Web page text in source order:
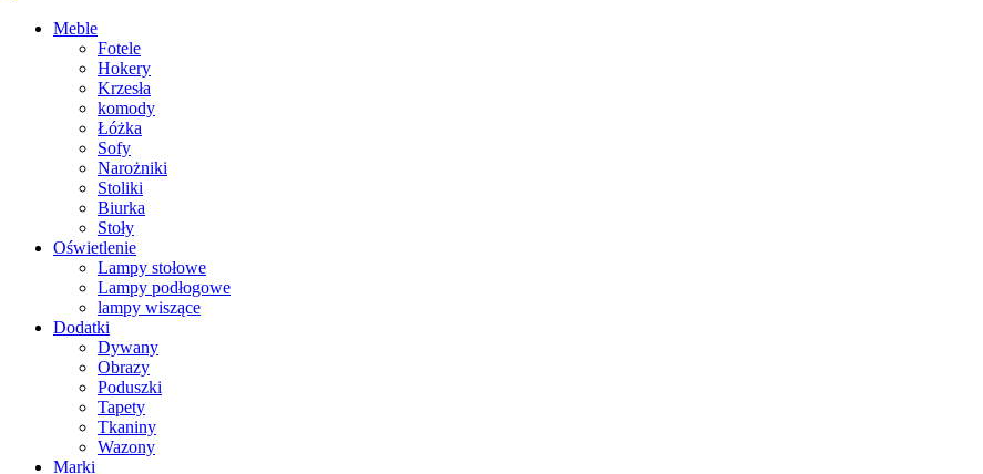
Meble
Fotele
Hokery
Krzesła
komody
Łóżka
Sofy
Narożniki
Stoliki
Biurka
Stoły
Oświetlenie
Lampy stołowe
Lampy podłogowe
lampy wiszące
Dodatki
Dywany
Obrazy
Poduszki
Tapety
Tkaniny
Wazony
Marki